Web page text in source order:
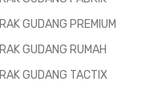
RAK GUDANG PREMIUM
RAK GUDANG RUMAH
RAK GUDANG TACTIX